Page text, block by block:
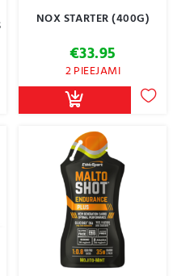
NOX STARTER (400G)
€33.95
2 PIEEJAMI